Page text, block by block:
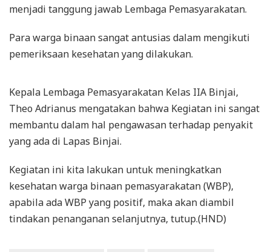
menjadi tanggung jawab Lembaga Pemasyarakatan.
Para warga binaan sangat antusias dalam mengikuti
pemeriksaan kesehatan yang dilakukan.
Kepala Lembaga Pemasyarakatan Kelas IIA Binjai,
Theo Adrianus mengatakan bahwa Kegiatan ini sangat
membantu dalam hal pengawasan terhadap penyakit
yang ada di Lapas Binjai.
Kegiatan ini kita lakukan untuk meningkatkan
kesehatan warga binaan pemasyarakatan (WBP),
apabila ada WBP yang positif, maka akan diambil
tindakan penanganan selanjutnya, tutup.(HND)